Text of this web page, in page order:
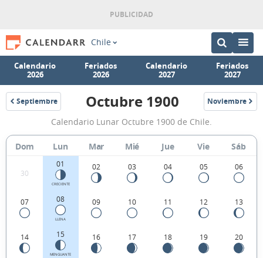
Chile
Calendario
2026
Feriados
2026
Calendario
2027
Feriados
2027
Septiembre
1900
Calendario
Lunar
Octubre
1900
de
Chile.
Octubre 1900 Noviembre
1900
Calendario Lunar Octubre 1900 de Chile.
Dom Lun Mar Mié Jue Vie Sáb
30
01
CRECIENTE
02 03 04 05 06
07 08
LLENA
09 10 11 12 13
14 15
MENGUANTE
16 17 18 19 20